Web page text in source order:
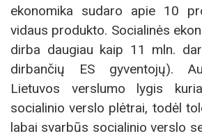
ekonomika sudaro apie 10
vidaus produkto. Socialinės
dirba daugiau kaip 11 mln.
dirbančių ES gyventojų).
Lietuvos verslumo lygis
socialinio verslo plėtrai, todėl
labai svarbūs socialinio verslo